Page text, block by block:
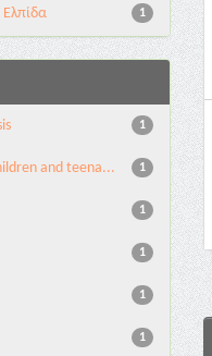
1
Ελπίδα
1
1
and teena...
1
1
1
1